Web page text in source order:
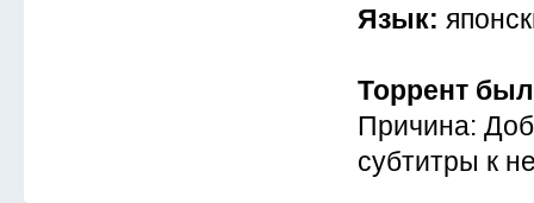
Язык:
Торрент
Причина:
субтитры к